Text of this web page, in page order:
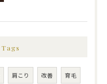
Tags
肩こり 改善 育毛